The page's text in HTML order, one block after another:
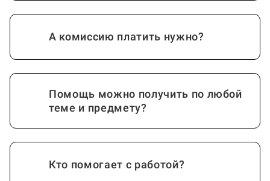
А комиссию платить нужно?
Помощь можно получить по любой
теме и предмету?
Кто помогает с работой?